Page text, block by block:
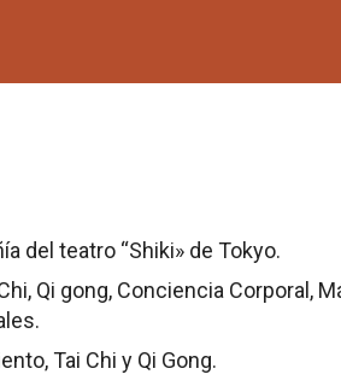
del teatro “Shiki» de Tokyo.
Qi gong, Conciencia Corporal,
Tai Chi y Qi Gong.